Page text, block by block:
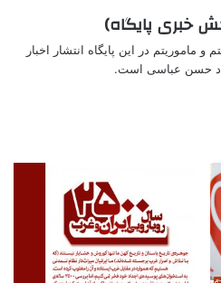
خبری پایگاه)
ماموریتم در این پایگاه انتشار اخبار
حسن عباسی است.